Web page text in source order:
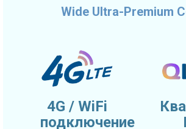
Wide Ultra-Premium
4G / WiFi
подключение